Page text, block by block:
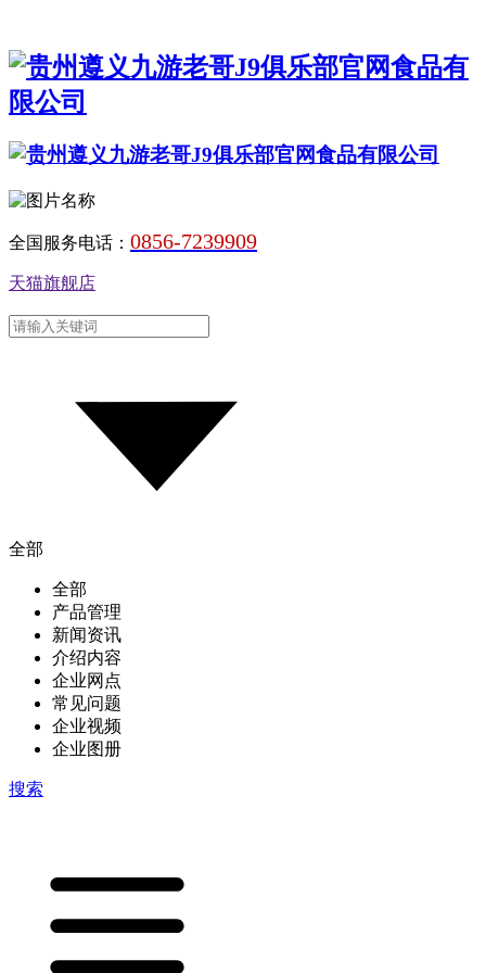
全国服务电话： 0856-7239909
天猫旗舰店
全部
全部
产品管理
新闻资讯
介绍内容
企业网点
常见问题
企业视频
企业图册
搜索